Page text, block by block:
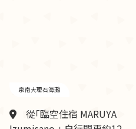
泉南大理石海灘
從「臨空住宿 MARUYA